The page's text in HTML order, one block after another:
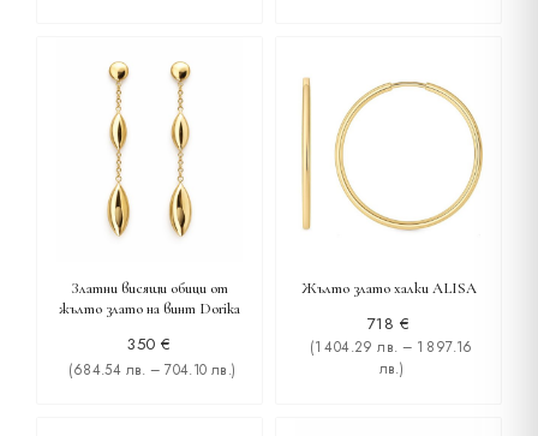
Златни висящи обици от
жълто злато на винт Dorika
350€
(684.54 лв. – 704.10 лв.)
Жълто злато халки ALISA
718 €
(1 404.29 лв. – 1 897.16
лв.)